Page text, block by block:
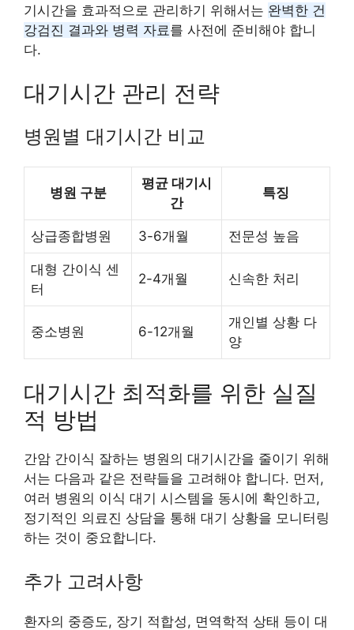
기시간을 효과적으로 관리하기 위해서는 완벽한 건
강검진 결과와 병력 자료를 사전에 준비해야 합니
다.
대기시간 관리 전략
병원별 대기시간 비교
병원 구분
평균 대기시
간
특징
상급종합병원 3-6개월 전문성 높음
대형 간이식 센
터
2-4개월 신속한 처리
중소병원 6-12개월
개인별 상황 다
양
대기시간 최적화를 위한 실질
적 방법
간암 간이식 잘하는 병원의 대기시간을 줄이기 위해
서는 다음과 같은 전략들을 고려해야 합니다. 먼저,
여러 병원의 이식 대기 시스템을 동시에 확인하고,
정기적인 의료진 상담을 통해 대기 상황을 모니터링
하는 것이 중요합니다.
추가 고려사항
환자의 중증도, 장기 적합성, 면역학적 상태 등이 대